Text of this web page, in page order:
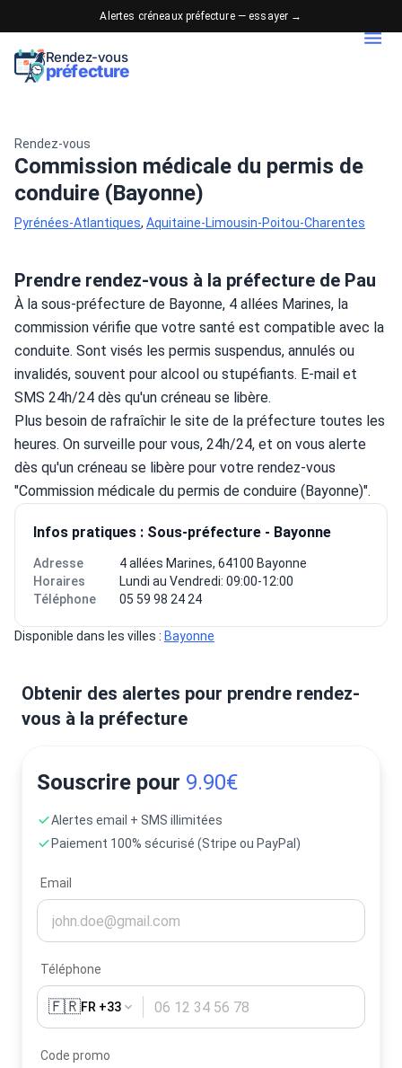
Alertes créneaux préfecture — essayer →
Rendez-vous
préfecture
Rendez-vous
Commission médicale du permis de
conduire (Bayonne)
Pyrénées-Atlantiques, Aquitaine-Limousin-Poitou-Charentes
Prendre rendez-vous à la préfecture de Pau
À la sous-préfecture de Bayonne, 4 allées Marines, la
commission vérifie que votre santé est compatible avec la
conduite. Sont visés les permis suspendus, annulés ou
invalidés, souvent pour alcool ou stupéfiants. E-mail et
SMS 24h/24 dès qu'un créneau se libère.
Plus besoin de rafraîchir le site de la préfecture toutes les
heures. On surveille pour vous, 24h/24, et on vous alerte
dès qu'un créneau se libère pour votre rendez-vous
"Commission médicale du permis de conduire (Bayonne)".
Infos pratiques : Sous-préfecture - Bayonne
Adresse
4 allées Marines, 64100 Bayonne
Horaires
Lundi au Vendredi: 09:00-12:00
Téléphone
05 59 98 24 24
Disponible dans les villes : Bayonne
Obtenir des alertes pour prendre rendez-
vous à la préfecture
Souscrire pour 9.90€
Alertes email + SMS illimitées
Paiement 100% sécurisé (Stripe ou PayPal)
Email
Téléphone
🇫🇷FR +33
Code promo